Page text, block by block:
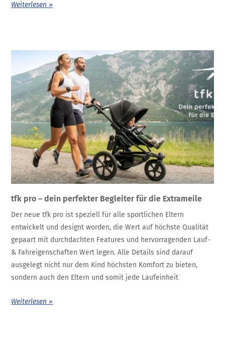
Weiterlesen »
tfk pro – dein perfekter Begleiter für die Extrameile
Der neue tfk pro ist speziell für alle sportlichen Eltern
entwickelt und designt worden, die Wert auf höchste Qualität
gepaart mit durchdachten Features und hervorragenden Lauf-
& Fahreigenschaften Wert legen. Alle Details sind darauf
ausgelegt nicht nur dem Kind höchsten Komfort zu bieten,
sondern auch den Eltern und somit jede Laufeinheit
Weiterlesen »